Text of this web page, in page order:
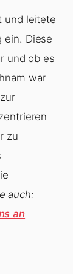
und leitete
ein. Diese
und ob es
war
zu
auch:
an